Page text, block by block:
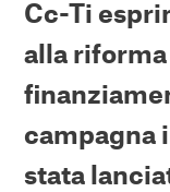
Cc-Ti
alla
campagna
stata